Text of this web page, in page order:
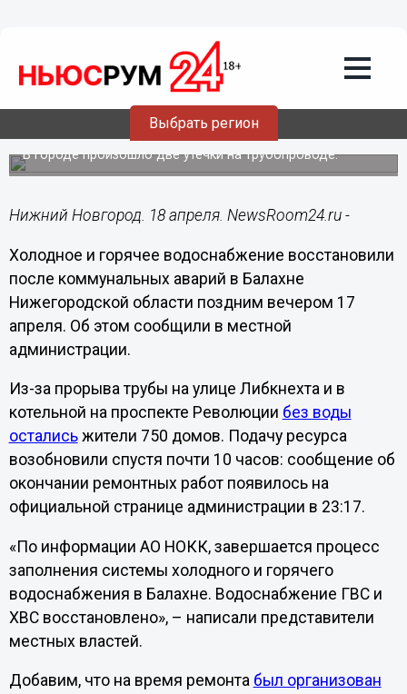
Выбрать регион
18.04.202413:07
Подачу воды восстановили в Балахне
спустя 10 часов после аварии
В городе произошло две утечки на трубопроводе.
Нижний Новгород. 18 апреля. NewsRoom24.ru -
Холодное и горячее водоснабжение восстановили
после коммунальных аварий в Балахне
Нижегородской области поздним вечером 17
апреля. Об этом сообщили в местной
администрации.
Из-за прорыва трубы на улице Либкнехта и в
котельной на проспекте Революции без воды
осталисьжители 750 домов. Подачу ресурса
возобновили спустя почти 10 часов: сообщение об
окончании ремонтных работ появилось на
официальной странице администрации в 23:17.
«По информации АО НОКК, завершается процесс
заполнения системы холодного и горячего
водоснабжения в Балахне. Водоснабжение ГВС и
ХВС восстановлено», – написали представители
местных властей.
Добавим, что на время ремонта был организован